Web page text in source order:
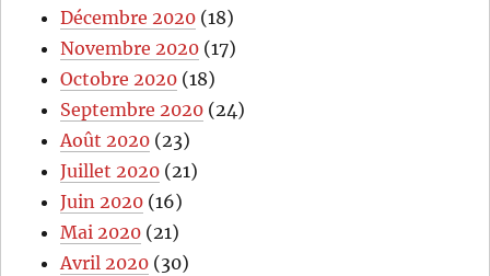
Décembre 2020 (18)
Novembre 2020 (17)
Octobre 2020 (18)
Septembre 2020 (24)
Août 2020 (23)
Juillet 2020 (21)
Juin 2020 (16)
Mai 2020 (21)
Avril 2020 (30)